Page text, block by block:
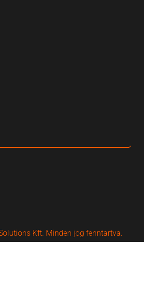
Kft. Minden jog fenntartva.